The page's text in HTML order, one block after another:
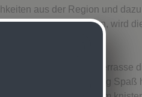
aus der Region und
Wunsch haben, wird
während Sie auf der Terrasse
Rodelbahn mächtig Spaß